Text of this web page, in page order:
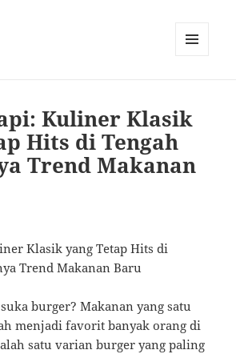
Kuliner Klasik
Hits di Tengah
Trend Makanan
Klasik yang Tetap Hits di
Trend Makanan Baru
burger? Makanan yang satu
menjadi favorit banyak orang di
satu varian burger yang paling